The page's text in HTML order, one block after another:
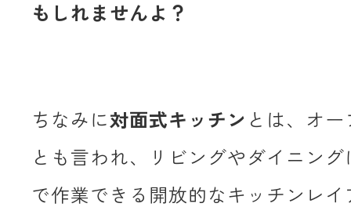
もしれませんよ？
ちなみに対面式キッチン とは、オ
とも言われ、リビングやダイニン
で作業できる開放的なキッチンレ